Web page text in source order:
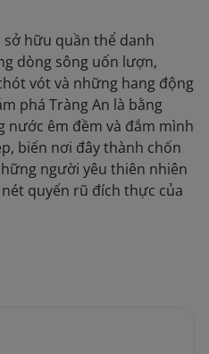
sở hữu quần thể danh
dòng sông uốn lượn,
vót và những hang động
phá Tràng An là bằng
êm đềm và đắm mình
biến nơi đây thành chốn
người yêu thiên nhiên
quyến rũ đích thực của